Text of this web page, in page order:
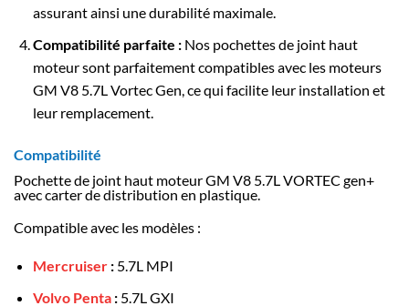
assurant ainsi une durabilité maximale.
Compatibilité parfaite :Nos pochettes de joint haut
moteur sont parfaitement compatibles avec les moteurs
GM V8 5.7L Vortec Gen, ce qui facilite leur installation et
leur remplacement.
Compatibilité
Pochette de joint haut moteur GM V8 5.7L VORTEC gen+
avec carter de distribution en plastique.
Compatible avec les modèles :
Mercruiser:5.7L MPI
Volvo Penta:5.7L GXI